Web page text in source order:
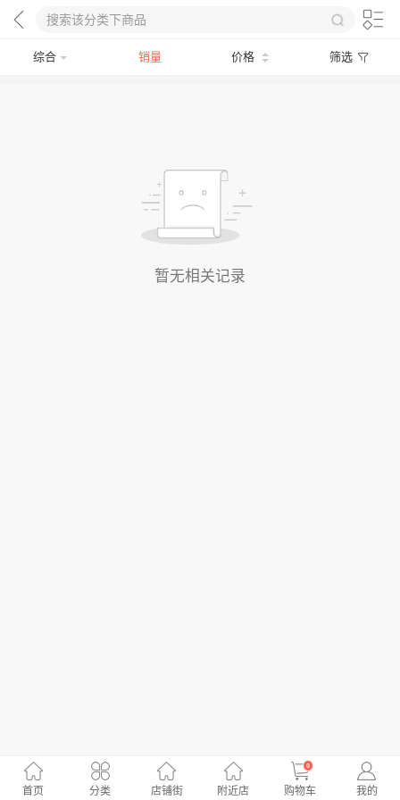
综合 销量 价格 筛选
暂无相关记录
首页 分类 店铺街 附近店
0
购物车 我的